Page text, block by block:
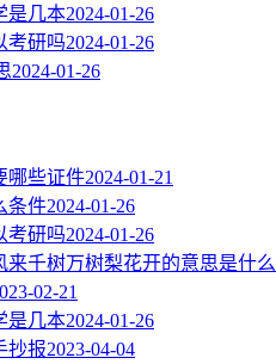
是几本2024-01-26
考研吗2024-01-26
2024-01-26
哪些证件2024-01-21
条件2024-01-26
考研吗2024-01-26
来千树万树梨花开的意思是什么
02-21
是几本2024-01-26
抄报2023-04-04